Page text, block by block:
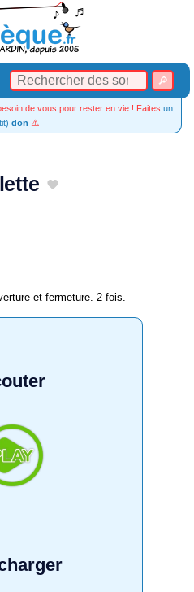
de vous pour rester en vie ! Faites un
don ⚠️
et fermeture. 2 fois.